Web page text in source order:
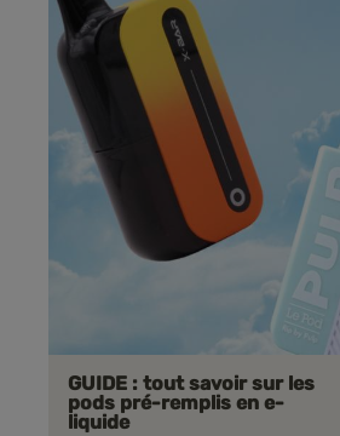
GUIDE : tout savoir sur les
pods pré-remplis en e-
liquide